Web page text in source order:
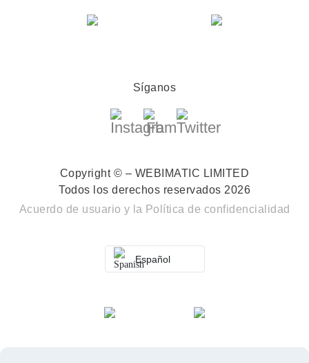
Síganos
Copyright © – WEBIMATIC LIMITED
Todos los derechos reservados 2026
Acuerdo de usuario y la Política de confidencialidad
Español